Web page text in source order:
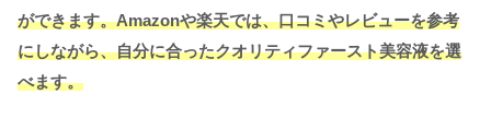
ができます。Amazonや楽天では、口コミやレビューを参考
にしながら、自分に合ったクオリティファースト美容液を選
べます。